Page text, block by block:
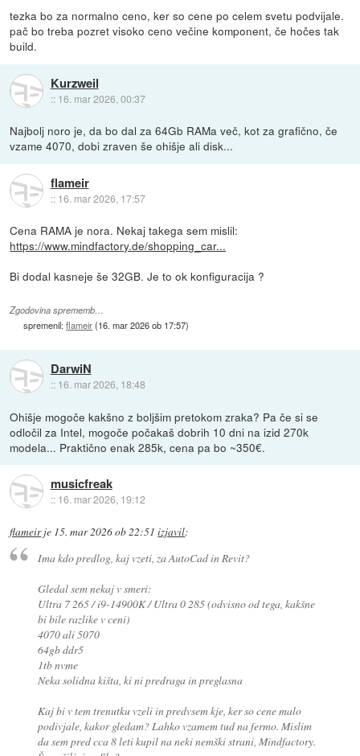
tezka bo za normalno ceno, ker so cene po celem svetu podvijale.
pač bo treba pozret visoko ceno večine komponent, če hočes tak
build.
Kurzweil
:: 16. mar 2026, 00:37
Najbolj noro je, da bo dal za 64Gb RAMa več, kot za grafično, če
vzame 4070, dobi zraven še ohišje ali disk...
flameir
:: 16. mar 2026, 17:57
Cena RAMA je nora. Nekaj takega sem mislil:
https://www.mindfactory.de/shopping_car...
Bi dodal kasneje še 32GB. Je to ok konfiguracija ?
Zgodovina sprememb…
spremenil:flameir(16. mar 2026 ob 17:57)
DarwiN
:: 16. mar 2026, 18:48
Ohišje mogoče kakšno z boljšim pretokom zraka? Pa če si se
odločil za Intel, mogoče počakaš dobrih 10 dni na izid 270k
modela... Praktično enak 285k, cena pa bo ~350€.
musicfreak
:: 16. mar 2026, 19:12
flameirje 15. mar 2026 ob 22:51 izjavil:
Ima kdo predlog, kaj vzeti, za AutoCad in Revit?
Gledal sem nekaj v smeri:
Ultra 7 265 / i9-14900K / Ultra 0 285 (odvisno od tega, kakšne
bi bile razlike v ceni)
4070 ali 5070
64gb ddr5
1tb nvme
Neka solidna kišta, ki ni predraga in preglasna
Kaj bi v tem trenutku vzeli in predvsem kje, ker so cene malo
podivjale, kakor gledam? Lahko vzamem tud na fermo. Mislim
da sem pred cca 8 leti kupil na neki nemški strani, Mindfactory.